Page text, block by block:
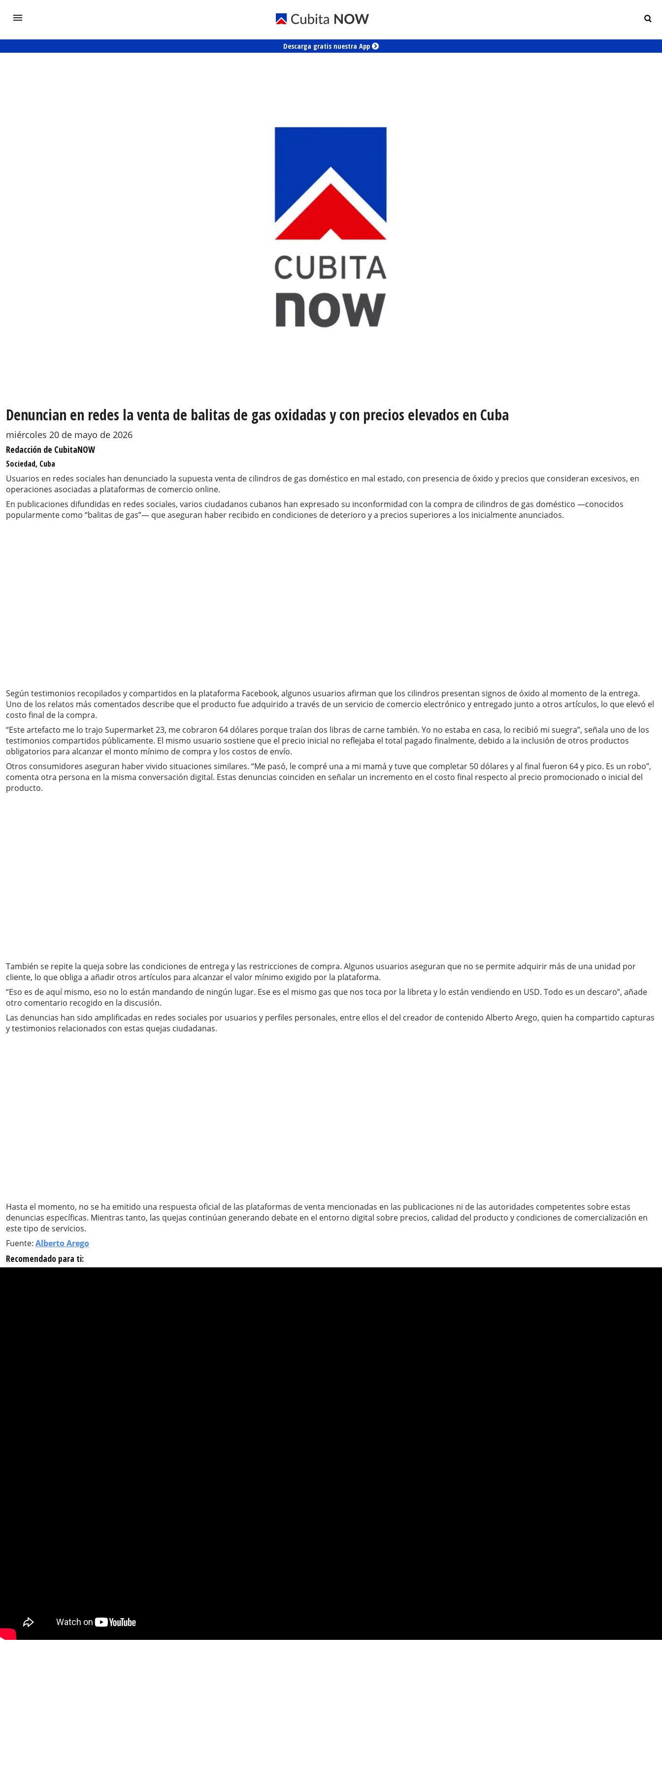
Descarga gratis nuestra App
Denuncian en redes la venta de balitas de gas oxidadas y con precios elevados en Cuba
miércoles 20 de mayo de 2026
Redacción de CubitaNOW
Sociedad, Cuba
Usuarios en redes sociales han denunciado la supuesta venta de cilindros de gas doméstico en mal estado, con presencia de óxido y precios que consideran excesivos, en
operaciones asociadas a plataformas de comercio online.
En publicaciones difundidas en redes sociales, varios ciudadanos cubanos han expresado su inconformidad con la compra de cilindros de gas doméstico —conocidos
popularmente como “balitas de gas”— que aseguran haber recibido en condiciones de deterioro y a precios superiores a los inicialmente anunciados.
Según testimonios recopilados y compartidos en la plataforma Facebook, algunos usuarios afirman que los cilindros presentan signos de óxido al momento de la entrega.
Uno de los relatos más comentados describe que el producto fue adquirido a través de un servicio de comercio electrónico y entregado junto a otros artículos, lo que elevó el
costo final de la compra.
“Este artefacto me lo trajo Supermarket 23, me cobraron 64 dólares porque traían dos libras de carne también. Yo no estaba en casa, lo recibió mi suegra”, señala uno de los
testimonios compartidos públicamente. El mismo usuario sostiene que el precio inicial no reflejaba el total pagado finalmente, debido a la inclusión de otros productos
obligatorios para alcanzar el monto mínimo de compra y los costos de envío.
Otros consumidores aseguran haber vivido situaciones similares. “Me pasó, le compré una a mi mamá y tuve que completar 50 dólares y al final fueron 64 y pico. Es un robo”,
comenta otra persona en la misma conversación digital. Estas denuncias coinciden en señalar un incremento en el costo final respecto al precio promocionado o inicial del
producto.
También se repite la queja sobre las condiciones de entrega y las restricciones de compra. Algunos usuarios aseguran que no se permite adquirir más de una unidad por
cliente, lo que obliga a añadir otros artículos para alcanzar el valor mínimo exigido por la plataforma.
“Eso es de aquí mismo, eso no lo están mandando de ningún lugar. Ese es el mismo gas que nos toca por la libreta y lo están vendiendo en USD. Todo es un descaro”, añade
otro comentario recogido en la discusión.
Las denuncias han sido amplificadas en redes sociales por usuarios y perfiles personales, entre ellos el del creador de contenido Alberto Arego, quien ha compartido capturas
y testimonios relacionados con estas quejas ciudadanas.
Hasta el momento, no se ha emitido una respuesta oficial de las plataformas de venta mencionadas en las publicaciones ni de las autoridades competentes sobre estas
denuncias específicas. Mientras tanto, las quejas continúan generando debate en el entorno digital sobre precios, calidad del producto y condiciones de comercialización en
este tipo de servicios.
Fuente: Alberto Arego
Recomendado para ti: